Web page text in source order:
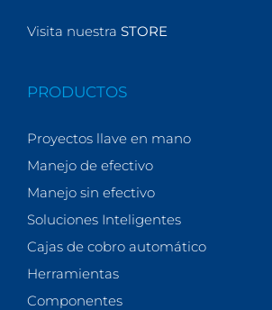
Visita nuestra STORE
PRODUCTOS
Proyectos llave en mano
Manejo de efectivo
Manejo sin efectivo
Soluciones Inteligentes
Cajas de cobro automático
Herramientas
Componentes